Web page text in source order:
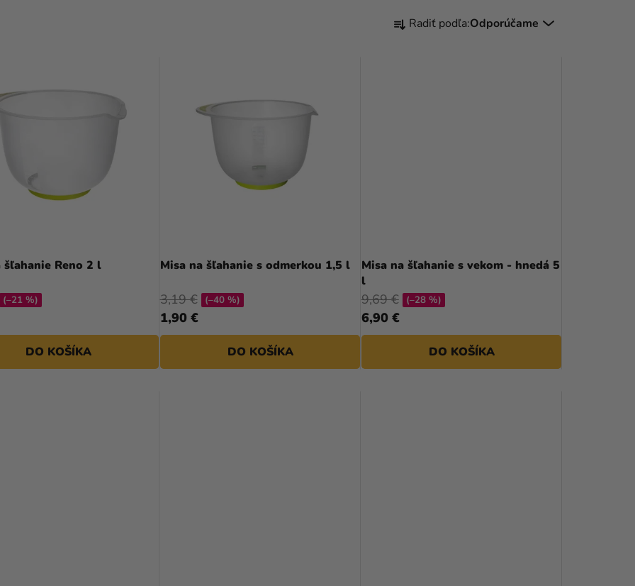
R
D
U
K
T
O
Radiť podľa:Odporúčame
šľahanie Reno 2 l
(–21 %)
DO KOŠÍKA
Misa na šľahanie s odmerkou 1,5 l
1,90 €
3,19 € (–40 %)
DO KOŠÍKA
Misa na šľahanie s vekom - hnedá 5
l
6,90 €
9,69 € (–28 %)
DO KOŠÍKA